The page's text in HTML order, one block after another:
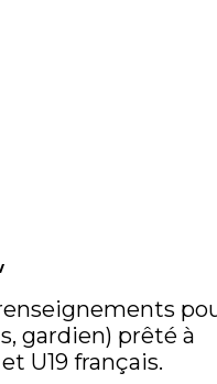
gardien) prêté à
U19 français.